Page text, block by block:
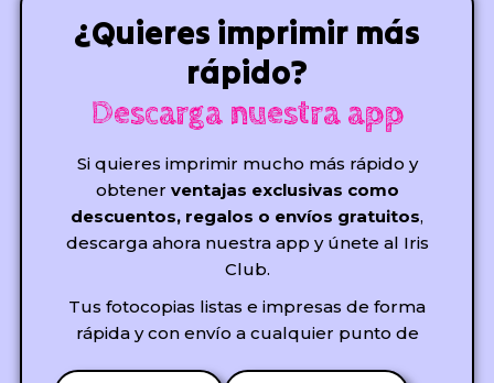
¿Quieres imprimir más
rápido?
Descarga nuestra app
Si quieres imprimir mucho más rápido y
obtener ventajas exclusivas como
descuentos, regalos o envíos gratuitos,
descarga ahora nuestra app y únete al Iris
Club.
Tus fotocopias listas e impresas de forma
rápida y con envío a cualquier punto de